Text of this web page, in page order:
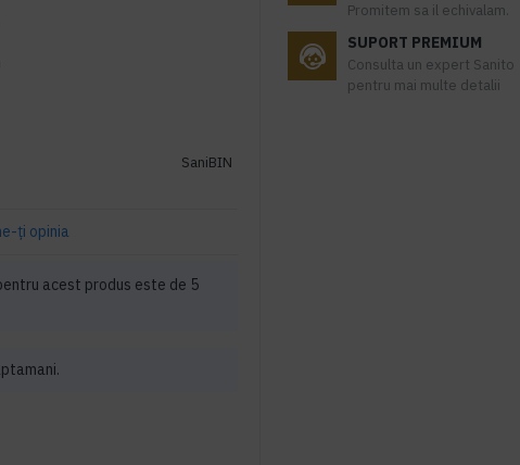
SaniBIN
ţi opinia
acest produs este de 5
Promitem sa il echivalam.
SUPORT PREMIUM
Consulta un expert Sanito
pentru mai multe detalii